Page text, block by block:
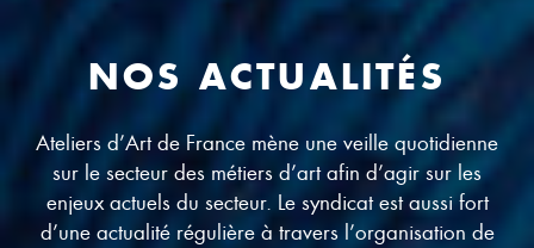
NOS ACTUALITÉS
Ateliers d’Art de France mène une veille quotidienne
sur le secteur des métiers d’art afin d’agir sur les
enjeux actuels du secteur. Le syndicat est aussi fort
d’une actualité régulière à travers l’organisation de